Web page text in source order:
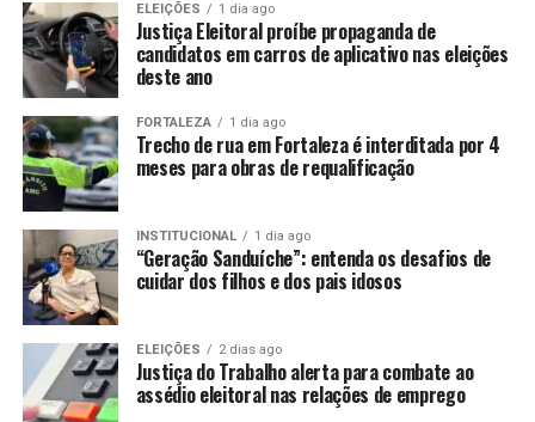
ELEIÇÕES 1 dia ago
Justiça Eleitoral proíbe propaganda de
candidatos em carros de aplicativo nas eleições
deste ano
FORTALEZA 1 dia ago
Trecho de rua em Fortaleza é interditada por 4
meses para obras de requalificação
INSTITUCIONAL 1 dia ago
“Geração Sanduíche”: entenda os desafios de
cuidar dos filhos e dos pais idosos
ELEIÇÕES 2 dias ago
Justiça do Trabalho alerta para combate ao
assédio eleitoral nas relações de emprego